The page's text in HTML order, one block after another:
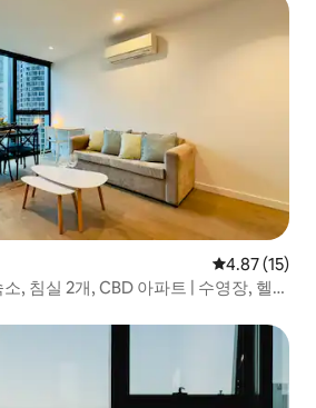
평점 4.87점
4.87 (15)
, 침실 2개, CBD 아파트 | 수영장, 헬스